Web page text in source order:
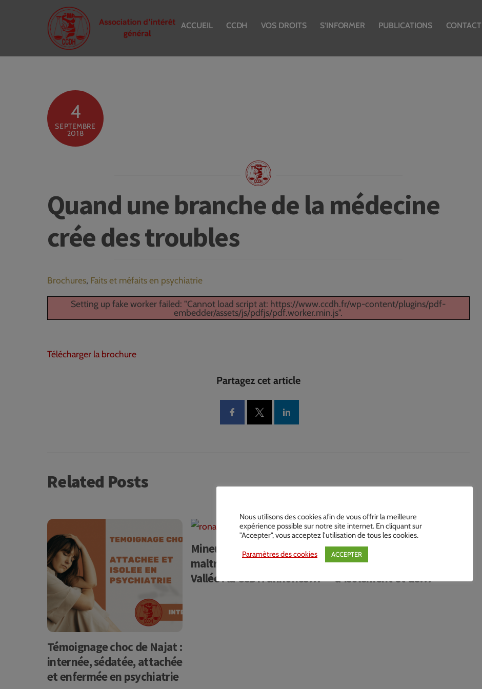
ACCUEIL CCDH VOS DROITS S’INFORMER PUBLICATIONS CONTACT
4
SEPTEMBRE
2018
Quand une branche de la médecine
crée des troubles
Brochures, Faits et méfaits en psychiatrie
Setting up fake worker failed: "Cannot load script at: https://www.ccdh.fr/wp-content/plugins/pdf-
embedder/assets/js/pdfjs/pdf.worker.min.js".
Télécharger la brochure
Partagez cet article
Related Posts
Témoignage choc de Najat :
internée, sédatée, attachée
et enfermée en psychiatrie
Mineurs enfermés et
maltraités à la Fondation
Vallée : la CCDH annonce
La CCDH publie son tome II
sur les pratiques
d’isolement et de
Nous utilisons des cookies afin de vous offrir la meilleure
expérience possible sur notre site internet. En cliquant sur
"Accepter", vous acceptez l'utilisation de tous les cookies.
Paramètres des cookies ACCEPTER